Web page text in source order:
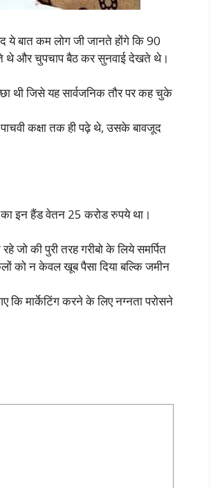
ये बात कम लोग जी जानते होंगे कि 90
थे और चुपचाप बैठ कर सुनवाई देखते थे।
थी जिसे यह सार्वजनिक तौर पर कह चुके
पाचवी कक्षा तक ही पढ़े थे, उसके बावजूद
इन हैंड वेतन 25 करोड रुपये था।
की पुरी तरह गरीबो के लिये समर्पित
को न केवल खूब पैसा दिया बल्कि जमीन
कि मार्केटिंग करने के लिए नग्नता परोसने